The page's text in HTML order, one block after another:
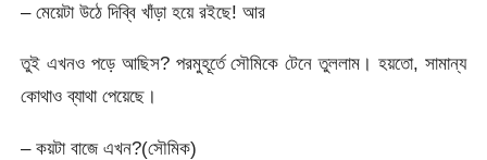
– মেয়েটা উঠে দিব্বি খাঁড়া হয়ে রইছে! আর
তুই এখনও পড়ে আছিস? পরমুহূর্তে সৌমিকে টেনে তুললাম। হয়তো, সামান্য
কোথাও ব্যাথা পেয়েছে।
– কয়টা বাজে এখন?(সৌমিক)